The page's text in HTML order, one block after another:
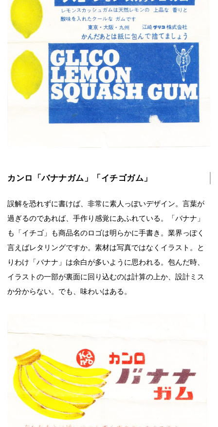
カンロ「バナナガム」「イチゴガム」
誤解を恐れずに書けば、非常に素人っぽいデザイン。言葉が
過ぎるのであれば、手作り感覚にあふれている。「バナナ」
も「イチゴ」も商品名のロゴは明らかに手書き。業界っぽく
言えばレタリングですか。素材は写真ではなくイラスト。と
りわけ「バナナ」は余白が多いように思われる。包んだ時、
イラストの一部が裏面に回り込むのは計算の上か、設計ミス
か分からない。でも、味わいはある。